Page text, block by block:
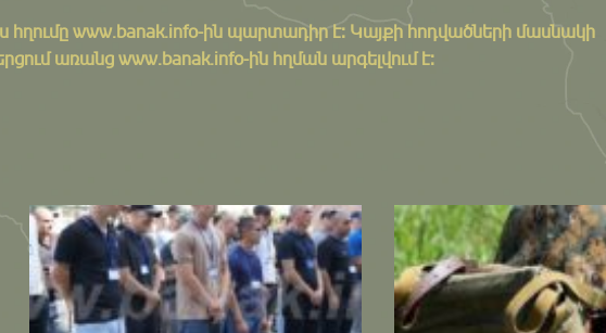
հղումըwww.banak.info-ին պարտադիր է: Կայքի հոդվածների մասնակի
առանց www.banak.info-ին հղման արգելվում է: